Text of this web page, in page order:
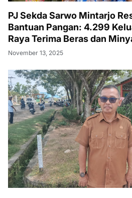
PJ Sekda Sarwo Mintarjo
Bantuan Pangan: 4.299
Raya Terima Beras dan
November 13, 2025